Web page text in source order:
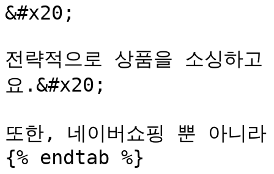
&#x20;
전략적으로 상품을 소싱하
요.&#x20;
또한, 네이버쇼핑 뿐 아니
{% endtab %}